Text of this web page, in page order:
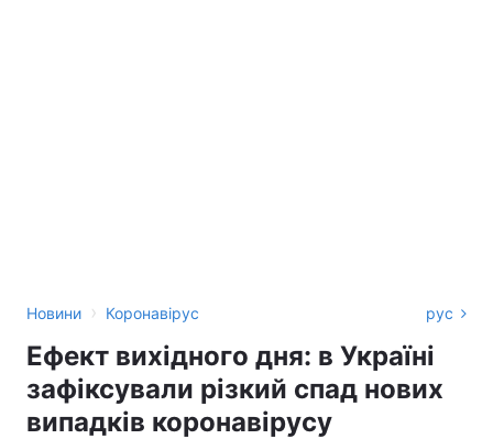
Новини › Коронавірус рус
Ефект вихідного дня: в Україні
зафіксували різкий спад нових
випадків коронавірусу